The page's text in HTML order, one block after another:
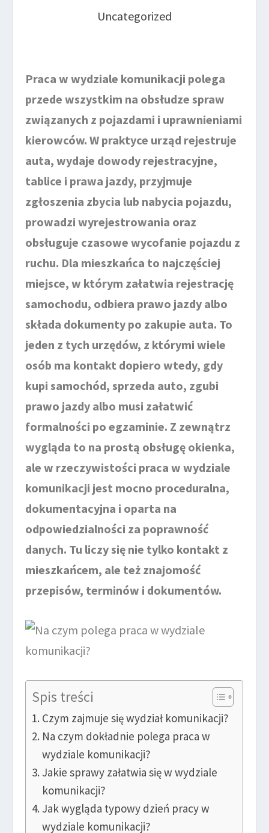
Uncategorized
Praca w wydziale komunikacji polega
przede wszystkim na obsłudze spraw
związanych z pojazdami i uprawnieniami
kierowców. W praktyce urząd rejestruje
auta, wydaje dowody rejestracyjne,
tablice i prawa jazdy, przyjmuje
zgłoszenia zbycia lub nabycia pojazdu,
prowadzi wyrejestrowania oraz
obsługuje czasowe wycofanie pojazdu z
ruchu. Dla mieszkańca to najczęściej
miejsce, w którym załatwia rejestrację
samochodu, odbiera prawo jazdy albo
składa dokumenty po zakupie auta. To
jeden z tych urzędów, z którymi wiele
osób ma kontakt dopiero wtedy, gdy
kupi samochód, sprzeda auto, zgubi
prawo jazdy albo musi załatwić
formalności po egzaminie. Z zewnątrz
wygląda to na prostą obsługę okienka,
ale w rzeczywistości praca w wydziale
komunikacji jest mocno proceduralna,
dokumentacyjna i oparta na
odpowiedzialności za poprawność
danych. Tu liczy się nie tylko kontakt z
mieszkańcem, ale też znajomość
przepisów, terminów i dokumentów.
Spis treści
Czym zajmuje się wydział komunikacji?
Na czym dokładnie polega praca w
wydziale komunikacji?
Jakie sprawy załatwia się w wydziale
komunikacji?
Jak wygląda typowy dzień pracy w
wydziale komunikacji?